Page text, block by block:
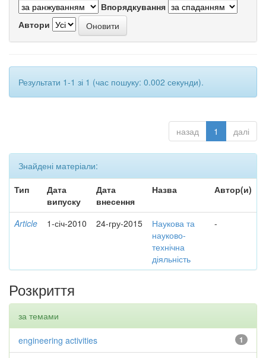
Впорядкування
Автори
Результати 1-1 зі 1 (час пошуку: 0.002 секунди).
назад 1 далі
Знайдені матеріали:
Тип
Дата
випуску
Дата
внесення
Назва Автор(и)
Article 1-січ-2010 24-гру-2015
Наукова та
науково-
технічна
діяльність
-
Розкриття
за темами
1
engineering activities